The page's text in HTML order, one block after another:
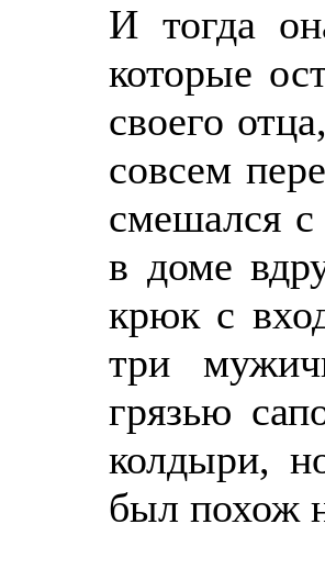
И тогда
которые
своего
совсем
смешался
в доме
крюк с
три
грязью
колдыри,
был похож